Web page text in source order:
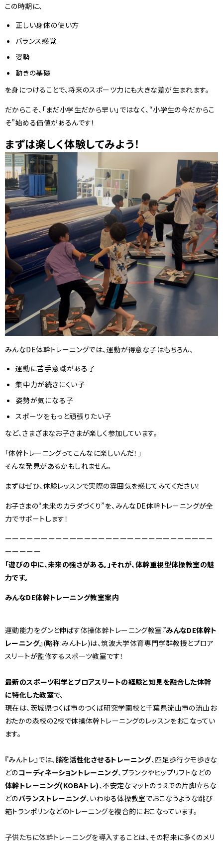
この時期に、
正しい身体の使い方
バランス感覚
姿勢
動きの基礎
を身につけることで、将来のスポーツ力にも大きな差が生まれます。
だからこそ、「まだ小学生だから早い」ではなく、“小学生の今だからこ
そ”始める価値があるんです！
まずは楽しく体験してみよう！
みんなDE体幹トレーニングでは、運動が得意な子はもちろん、
運動に苦手意識がある子
集中力が続きにくい子
姿勢が気になる子
スポーツをもっと頑張りたい子
など、さまざまなお子さまが楽しく参加しています。
「体幹トレーニングってこんなに楽しいんだ！」
そんな発見があるかもしれません。
まずはぜひ、体験レッスンで実際の雰囲気を感じてみてください！
お子さまの“未来のカラダづくり”を、みんなDE体幹トレーニングが全
力でサポートします！
ーーーーーーーーーーーーーーーーーーーーーーーーーーーーー
ーーーーー
「遊びの中に、未来の強さがある。」それが、体幹重視型体操教室の魅
力です。
みんなDE体幹トレーニング教室案内
運動能力をグンと伸ばす体操体幹トレーニング教室『みんなDE体幹ト
レーニング』(略称:みんトレ)は、筑波大学体育専門学群教授とプロア
スリートが監修するスポーツ教室です！
最新のスポーツ科学とプロアスリートの経験と知見を融合した体幹
に特化した教室で、
現在は、茨城県つくば市のつくば研究学園校と千葉県流山市の流山お
おたかの森校の2校で体操体幹トレーニングのレッスンをおこなってい
ます。
『みんトレ』では、 脳を活性化させるトレーニング、四足歩行クモ歩きな
どのコーディネーショントレーニング、プランクやヒップリフトなどの
体幹トレーニング(KOBAトレ)、不安定なマットのうえでの片脚立ちな
どのバランストレーニング、いわゆる体操教室でおこなうような跳び
箱トランポリンなどのトレーニングを複合的におこなっています。
子供たちに体幹トレーニングを導入することは、その将来に多くのメリ